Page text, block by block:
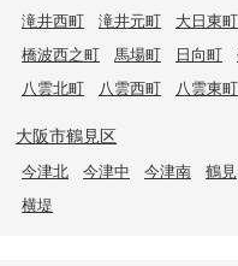
滝井西町
滝井元町 大日東町
橋波西之町
馬場町 日向町
八雲北町
八雲西町 八雲東町
大阪市鶴見区
今津北 今津中 今津南 鶴見
横堤